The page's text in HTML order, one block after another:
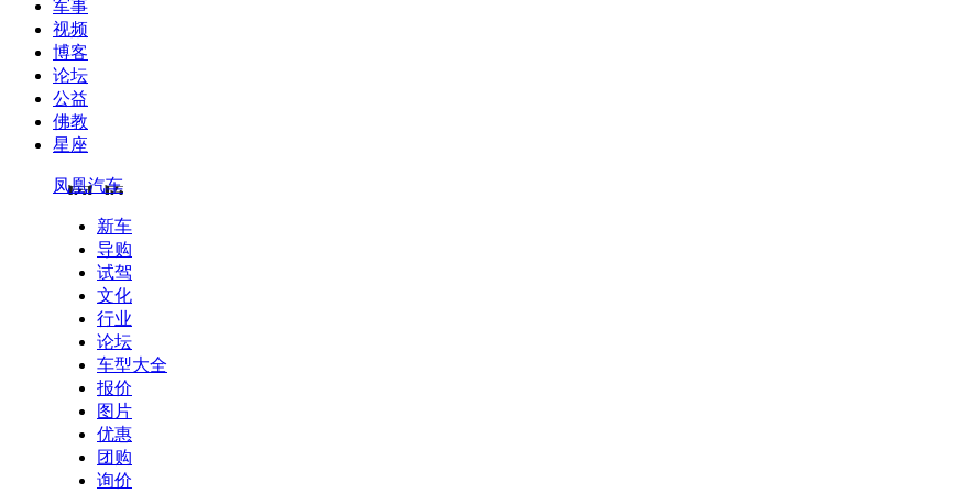
军事
视频
博客
论坛
公益
佛教
星座
凤凰汽车
新车
导购
试驾
文化
行业
论坛
车型大全
报价
图片
优惠
团购
询价